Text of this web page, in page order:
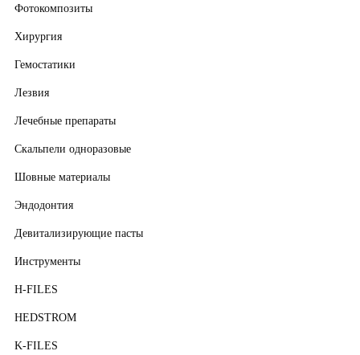
Фотокомпозиты
Хирургия
Гемостатики
Лезвия
Лечебные препараты
Скальпели одноразовые
Шовные материалы
Эндодонтия
Девитализирующие пасты
Инструменты
H-FILES
HEDSTROM
K-FILES